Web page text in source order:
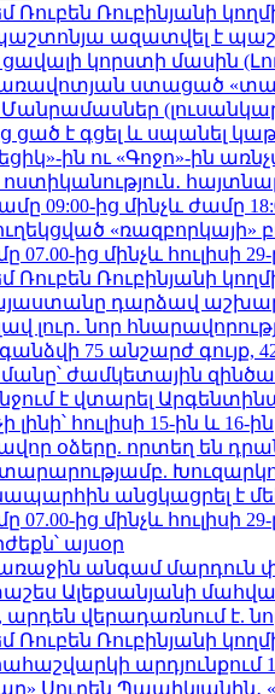
Ռուբինյանի
պաշտոնյա ազատվել է
ցավալի կորստի մասին
առավոտյան ստացած
ցած է գցել և սպանել
ին ու «Գոջո»-ին
09:00-ից մինչև ժամը
07.00-ից մինչև հուլիսի
Ռուբինյանի
դարձավ
լուր․ նոր
75 անշարժ գույք,
ժամկետային
է վտարել
հուլիսի 15-ին և 16-ին
օձերը. որտեղ են
անցկացրել է
07.00-ից մինչև հուլիսի
այսօր
անգամ մարդուն
Ալեքսանյանի
արդեն վերադառնում է.
Ռուբինյանի
արդյունքում
Սուրեն